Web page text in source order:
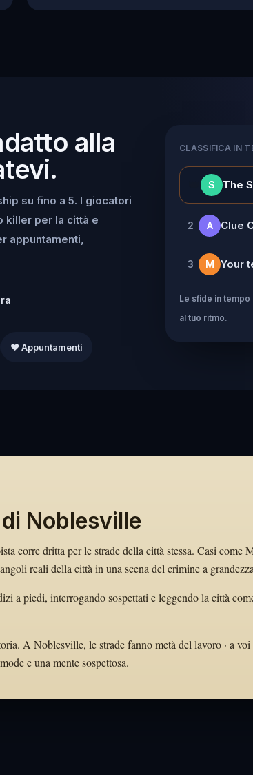
alla
su fino a 5. I giocatori
killer per la città e
appuntamenti,
❤️ Appuntamenti
CLASSIFICA IN
S The
2 A Clue
3 M Your
Le sfide in tempo
al tuo ritmo.
Noblesville
corre dritta per le strade della città stessa. Casi come
reali della città in una scena del crimine a
a piedi, interrogando sospettati e leggendo la città
A Noblesville, le strade fanno metà del lavoro · a
e una mente sospettosa.